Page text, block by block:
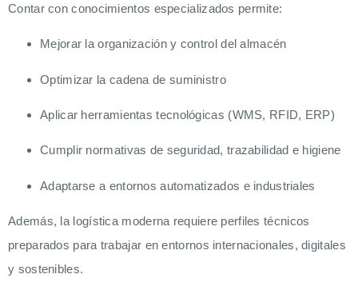
Contar con conocimientos especializados permite:
Mejorar la organización y control del almacén
Optimizar la cadena de suministro
Aplicar herramientas tecnológicas (WMS, RFID, ERP)
Cumplir normativas de seguridad, trazabilidad e higiene
Adaptarse a entornos automatizados e industriales
Además, la logística moderna requiere perfiles técnicos
preparados para trabajar en entornos internacionales, digitales
y sostenibles.